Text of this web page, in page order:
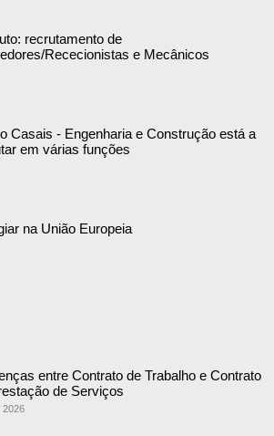
recrutamento de
Rececionistas e Mecânicos
Casais - Engenharia e Construção está a
em várias funções
na União Europeia
entre Contrato de Trabalho e Contrato
de Serviços
2026